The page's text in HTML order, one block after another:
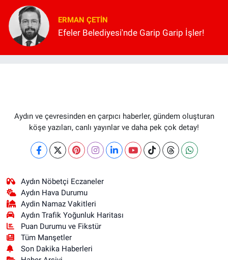
ERMAN ÇETIN
Efeler Belediyesi'nde Garip Garip İşler!
Aydın ve çevresinden en çarpıcı haberler, gündem oluşturan
köşe yazıları, canlı yayınlar ve daha pek çok detay!
Aydın Nöbetçi Eczaneler
Aydın Hava Durumu
Aydin Namaz Vakitleri
Aydın Trafik Yoğunluk Haritası
Puan Durumu ve Fikstür
Tüm Manşetler
Son Dakika Haberleri